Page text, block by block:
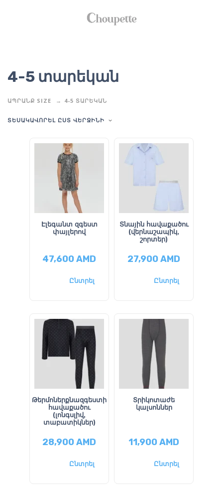
4-5 տարեկան
ԱՊՐԱՆՔ SIZE 4-5 ՏԱՐԵԿԱՆ
ՏԵՍԱԿԱՎՈՐԵԼ ԸՍՏ ՎԵՐՋԻՆԻ
Էլեգանտ զգեստ
փայլերով
47,600AMD
Ընտրել
Տնային հավաքածու
(վերնաշապիկ,
շորտեր)
27,900AMD
Ընտրել
Թերմոներքնազգեստի
հավաքածու
(լոնգսլիվ,
տաբատիկներ)
28,900AMD
Ընտրել
Տրիկոտաժե
կալսոններ
11,900AMD
Ընտրել